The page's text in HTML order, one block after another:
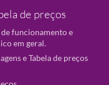
de preços
de funcionamento e
em geral.
e Tabela de preços